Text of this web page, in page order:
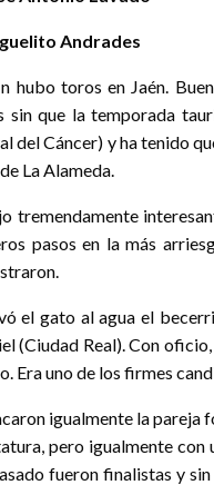
Andrades
hubo toros en Jaén.
sin que la temporada
del Cáncer) y ha tenido
La Alameda.
tremendamente
pasos en la más
el gato al agua el
(Ciudad Real). Con
Era uno de los firmes
igualmente la pareja
pero igualmente con
fueron finalistas y